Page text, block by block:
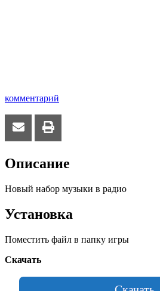
комментарий
Описание
Новый набор музыки в радио
Установка
Поместить файл в папку игры
Скачать